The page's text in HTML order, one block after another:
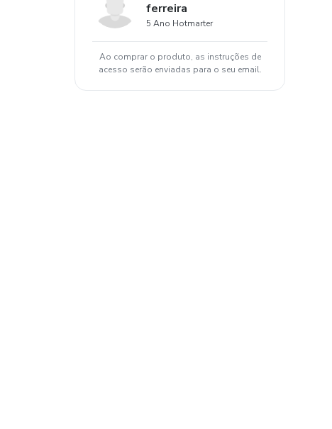
ferreira
5 Ano Hotmarter
Ao comprar o produto, as instruções de
acesso serão enviadas para o seu email.